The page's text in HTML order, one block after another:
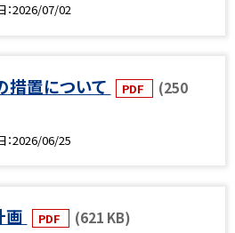
2026/07/02
措置について PDF
(250
2026/06/25
画 PDF (621 KB)